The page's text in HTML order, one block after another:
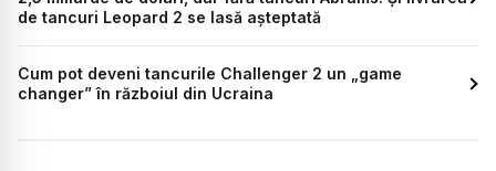
de tancuri Leopard 2 se lasă așteptată
Cum pot deveni tancurile Challenger 2 un „game
changer” în războiul din Ucraina